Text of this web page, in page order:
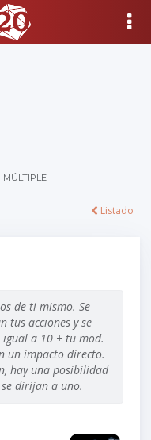
MÚLTIPLE
Listado
de ti mismo. Se
tus acciones y se
igual a 10 + tu mod.
un impacto directo.
hay una posibilidad
dirijan a uno.